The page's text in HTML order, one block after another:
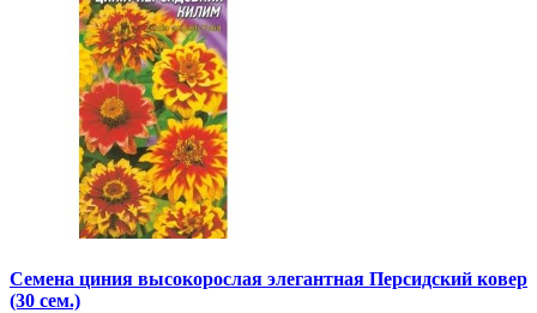
Семена циния высокорослая элегантная Персидский ковер
(30 сем.)